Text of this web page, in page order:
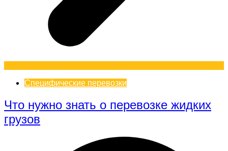
Специфические перевозки
Что нужно знать о перевозке жидких
грузов